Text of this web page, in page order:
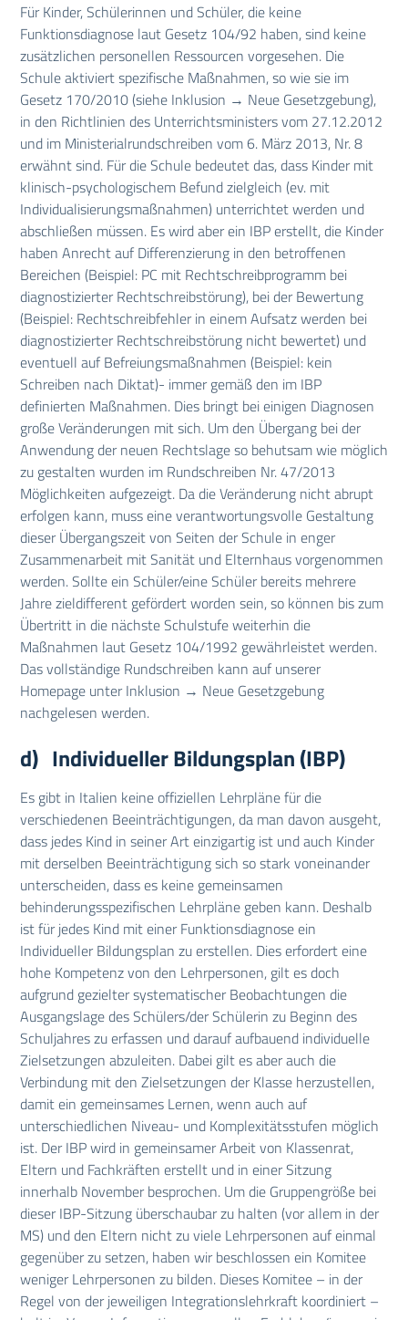
Für Kinder, Schülerinnen und Schüler, die keine
Funktionsdiagnose laut Gesetz 104/92 haben, sind keine
zusätzlichen personellen Ressourcen vorgesehen. Die
Schule aktiviert spezifische Maßnahmen, so wie sie im
Gesetz 170/2010 (siehe Inklusion → Neue Gesetzgebung),
in den Richtlinien des Unterrichtsministers vom 27.12.2012
und im Ministerialrundschreiben vom 6. März 2013, Nr. 8
erwähnt sind. Für die Schule bedeutet das, dass Kinder mit
klinisch-psychologischem Befund zielgleich (ev. mit
Individualisierungsmaßnahmen) unterrichtet werden und
abschließen müssen. Es wird aber ein IBP erstellt, die Kinder
haben Anrecht auf Differenzierung in den betroffenen
Bereichen (Beispiel: PC mit Rechtschreibprogramm bei
diagnostizierter Rechtschreibstörung), bei der Bewertung
(Beispiel: Rechtschreibfehler in einem Aufsatz werden bei
diagnostizierter Rechtschreibstörung nicht bewertet) und
eventuell auf Befreiungsmaßnahmen (Beispiel: kein
Schreiben nach Diktat)- immer gemäß den im IBP
definierten Maßnahmen. Dies bringt bei einigen Diagnosen
große Veränderungen mit sich. Um den Übergang bei der
Anwendung der neuen Rechtslage so behutsam wie möglich
zu gestalten wurden im Rundschreiben Nr. 47/2013
Möglichkeiten aufgezeigt. Da die Veränderung nicht abrupt
erfolgen kann, muss eine verantwortungsvolle Gestaltung
dieser Übergangszeit von Seiten der Schule in enger
Zusammenarbeit mit Sanität und Elternhaus vorgenommen
werden. Sollte ein Schüler/eine Schüler bereits mehrere
Jahre zieldifferent gefördert worden sein, so können bis zum
Übertritt in die nächste Schulstufe weiterhin die
Maßnahmen laut Gesetz 104/1992 gewährleistet werden.
Das vollständige Rundschreiben kann auf unserer
Homepage unter Inklusion → Neue Gesetzgebung
nachgelesen werden.
d) Individueller Bildungsplan (IBP)
Es gibt in Italien keine offiziellen Lehrpläne für die
verschiedenen Beeinträchtigungen, da man davon ausgeht,
dass jedes Kind in seiner Art einzigartig ist und auch Kinder
mit derselben Beeinträchtigung sich so stark voneinander
unterscheiden, dass es keine gemeinsamen
behinderungsspezifischen Lehrpläne geben kann. Deshalb
ist für jedes Kind mit einer Funktionsdiagnose ein
Individueller Bildungsplan zu erstellen. Dies erfordert eine
hohe Kompetenz von den Lehrpersonen, gilt es doch
aufgrund gezielter systematischer Beobachtungen die
Ausgangslage des Schülers/der Schülerin zu Beginn des
Schuljahres zu erfassen und darauf aufbauend individuelle
Zielsetzungen abzuleiten. Dabei gilt es aber auch die
Verbindung mit den Zielsetzungen der Klasse herzustellen,
damit ein gemeinsames Lernen, wenn auch auf
unterschiedlichen Niveau- und Komplexitätsstufen möglich
ist. Der IBP wird in gemeinsamer Arbeit von Klassenrat,
Eltern und Fachkräften erstellt und in einer Sitzung
innerhalb November besprochen. Um die Gruppengröße bei
dieser IBP-Sitzung überschaubar zu halten (vor allem in der
MS) und den Eltern nicht zu viele Lehrpersonen auf einmal
gegenüber zu setzen, haben wir beschlossen ein Komitee
weniger Lehrpersonen zu bilden. Dieses Komitee – in der
Regel von der jeweiligen Integrationslehrkraft koordiniert –